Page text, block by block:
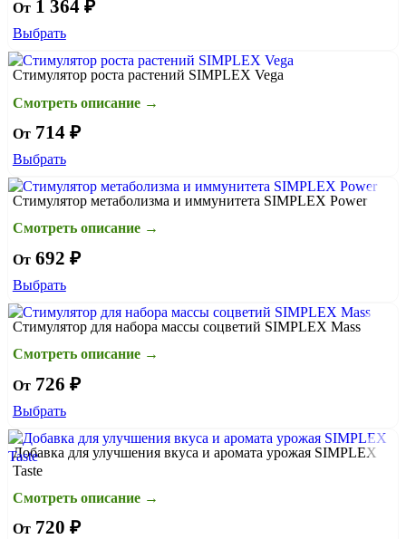
оплату
От1 364 ₽
Выбрать
Стимулятор роста растений SIMPLEX Vega
Смотреть описание →
От714 ₽
Выбрать
Стимулятор метаболизма и иммунитета SIMPLEX Power
Смотреть описание →
От692 ₽
Выбрать
Стимулятор для набора массы соцветий SIMPLEX Mass
Смотреть описание →
От726 ₽
Выбрать
Добавка для улучшения вкуса и аромата урожая SIMPLEX
Taste
Смотреть описание →
От720 ₽